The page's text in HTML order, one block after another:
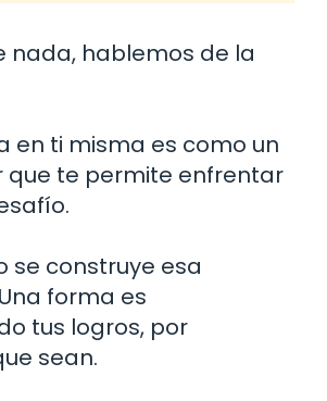
nada, hablemos de la
en ti misma es como un
que te permite enfrentar
se construye esa
forma es
tus logros, por
sean.